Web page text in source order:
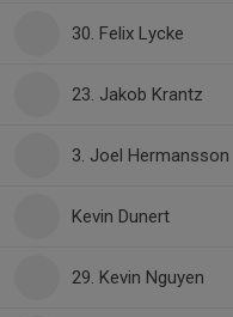
30. Felix Lycke
23. Jakob Krantz
3. Joel Hermansson
Kevin Dunert
29. Kevin Nguyen